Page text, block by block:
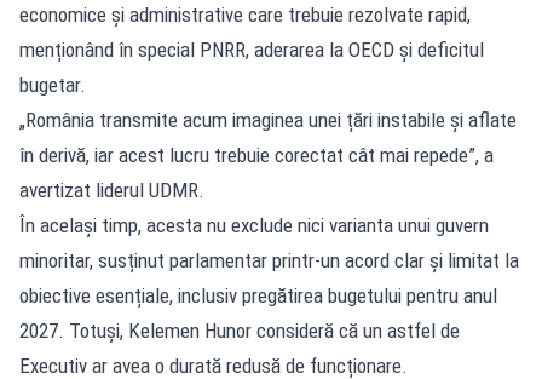
economice și administrative care trebuie rezolvate rapid,
menționând în special PNRR, aderarea la OECD și deficitul
bugetar.
„România transmite acum imaginea unei țări instabile și aflate
în derivă, iar acest lucru trebuie corectat cât mai repede”, a
avertizat liderul UDMR.
În același timp, acesta nu exclude nici varianta unui guvern
minoritar, susținut parlamentar printr-un acord clar și limitat la
obiective esențiale, inclusiv pregătirea bugetului pentru anul
2027. Totuși, Kelemen Hunor consideră că un astfel de
Executiv ar avea o durată redusă de funcționare.